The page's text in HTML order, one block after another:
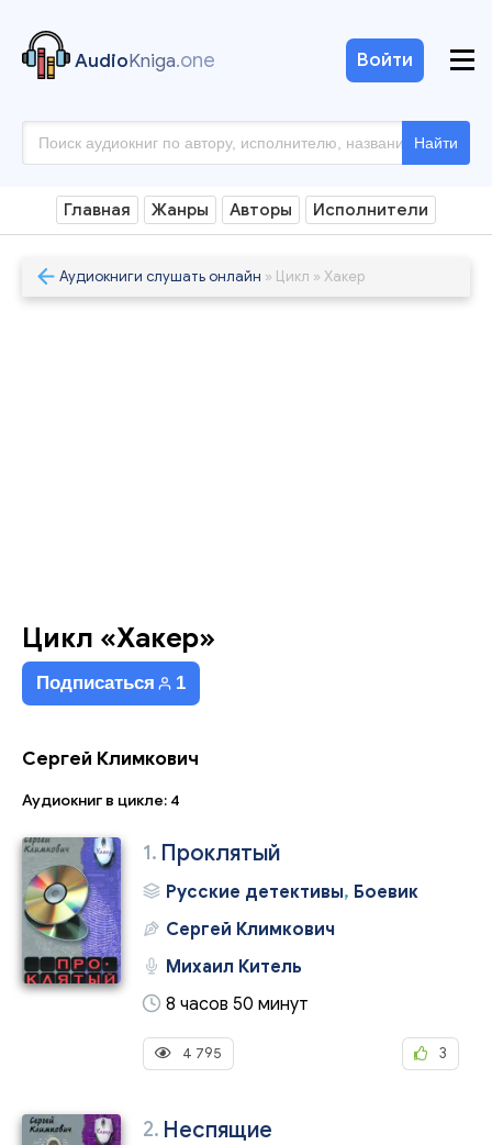
AudioKniga.one
Найти
Войти
Главная Жанры Авторы Исполнители
Аудиокниги слушать онлайн » Цикл » Хакер
Цикл «Хакер»
Подписаться 1
Сергей Климкович
Аудиокниг в цикле: 4
1. Проклятый
Русские детективы, Боевик
Сергей Климкович
Михаил Китель
8 часов 50 минут
4 795 3
2. Неспящие